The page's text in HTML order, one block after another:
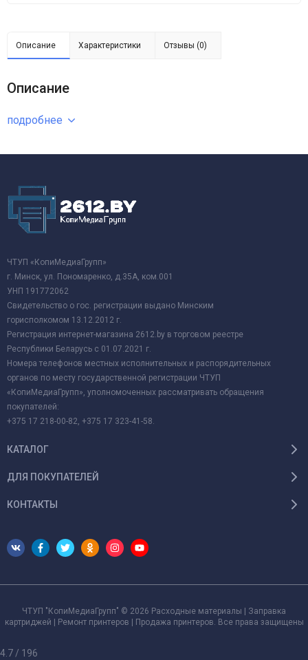
Описание Характеристики Отзывы (0)
Описание
подробнее
ЧТУП «КопиМедиаГрупп»
г. Минск, ул. Пономаренко, д.35А, ком.001
УНП 191772062
Свидетельство о гос. регистрации выдано Минским
горисполкомом 13.12.2012 г.
Регистрация интернет-магазина 2612.by в торговом реестре
Республики Беларусь с 01.07.2021 г.
Номера телефонов местных исполнительных и распорядительных
органов по месту государственной регистрации ЧТУП
«КопиМедиаГрупп», уполномоченных рассматривать обращения
покупателей:
+375 17 218-00-82, +375 17 323-41-58.
КАТАЛОГ
ДЛЯ ПОКУПАТЕЛЕЙ
КОНТАКТЫ
ЧТУП "КопиМедиаГрупп" © 2026 Расходные материалы | Заправка
картриджей | Ремонт принтеров | Продажа принтеров. Все права защищены
4.7 / 196